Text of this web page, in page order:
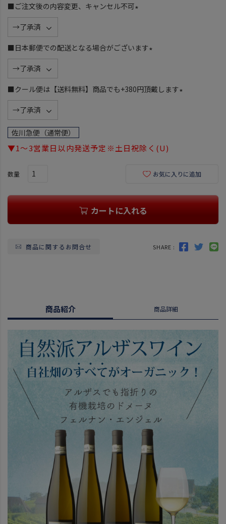
■ご注文後の内容変更、キャンセル不可
須
■日本郵便での配送となる場合がございます
須
■クール便は【送料無料】商品でも+380円頂戴します
佐川急便（通常便）
▼1～3営業日以内発送予定※土日祝除く(U)
お気に入りに追加
カートに入れる
商品に関するお問合せ SHARE :
商品紹介 商品詳細